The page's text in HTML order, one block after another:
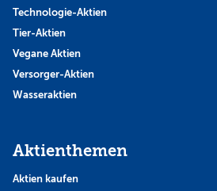
Technologie-Aktien
Tier-Aktien
Vegane Aktien
Versorger-Aktien
Wasseraktien
Aktienthemen
Aktien kaufen